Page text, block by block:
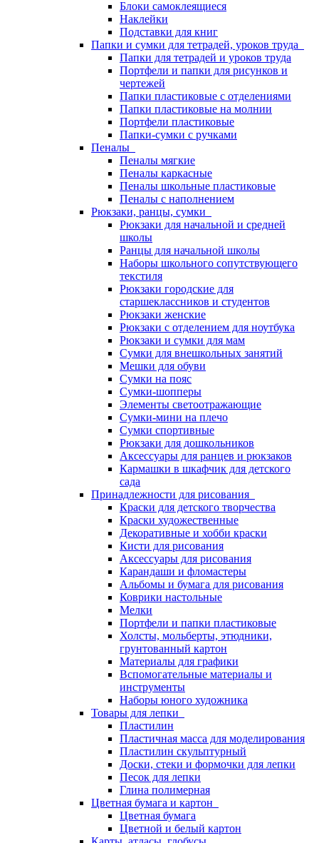
Блоки самоклеящиеся
Наклейки
Подставки для книг
Папки и сумки для тетрадей, уроков труда
Папки для тетрадей и уроков труда
Портфели и папки для рисунков и
чертежей
Папки пластиковые с отделениями
Папки пластиковые на молнии
Портфели пластиковые
Папки-сумки с ручками
Пеналы
Пеналы мягкие
Пеналы каркасные
Пеналы школьные пластиковые
Пеналы с наполнением
Рюкзаки, ранцы, сумки
Рюкзаки для начальной и средней
школы
Ранцы для начальной школы
Наборы школьного сопутствующего
текстиля
Рюкзаки городские для
старшеклассников и студентов
Рюкзаки женские
Рюкзаки с отделением для ноутбука
Рюкзаки и сумки для мам
Сумки для внешкольных занятий
Мешки для обуви
Сумки на пояс
Сумки-шопперы
Элементы светоотражающие
Сумки-мини на плечо
Сумки спортивные
Рюкзаки для дошкольников
Аксессуары для ранцев и рюкзаков
Кармашки в шкафчик для детского
сада
Принадлежности для рисования
Краски для детского творчества
Краски художественные
Декоративные и хобби краски
Кисти для рисования
Аксессуары для рисования
Карандаши и фломастеры
Альбомы и бумага для рисования
Коврики настольные
Мелки
Портфели и папки пластиковые
Холсты, мольберты, этюдники,
грунтованный картон
Материалы для графики
Вспомогательные материалы и
инструменты
Наборы юного художника
Товары для лепки
Пластилин
Пластичная масса для моделирования
Пластилин скульптурный
Доски, стеки и формочки для лепки
Песок для лепки
Глина полимерная
Цветная бумага и картон
Цветная бумага
Цветной и белый картон